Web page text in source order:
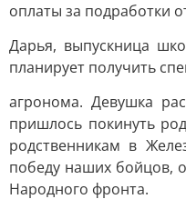
оплаты за подработки
Дарья, выпускница
планирует получить
агронома. Девушка
пришлось покинуть
родственникам в
победу наших бойцов,
Народного фронта.